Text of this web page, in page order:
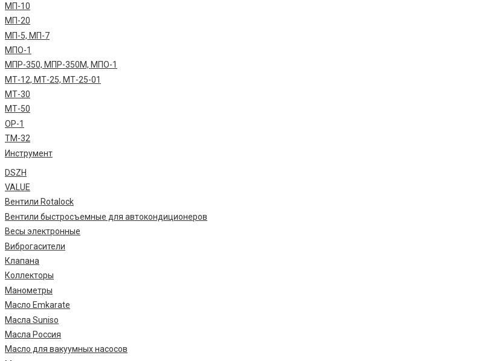
МП-10
МП-20
МП-5, МП-7
МПО-1
МПР-350, МПР-350М, МПО-1
МТ-12, МТ-25, МТ-25-01
МТ-30
МТ-50
ОР-1
ТМ-32
Инструмент
DSZH
VALUE
Вентили Rotalock
Вентили быстросъемные для автокондиционеров
Весы электронные
Виброгасители
Клапана
Коллекторы
Манометры
Масло Emkarate
Масла Suniso
Масла Россия
Масло для вакуумных насосов